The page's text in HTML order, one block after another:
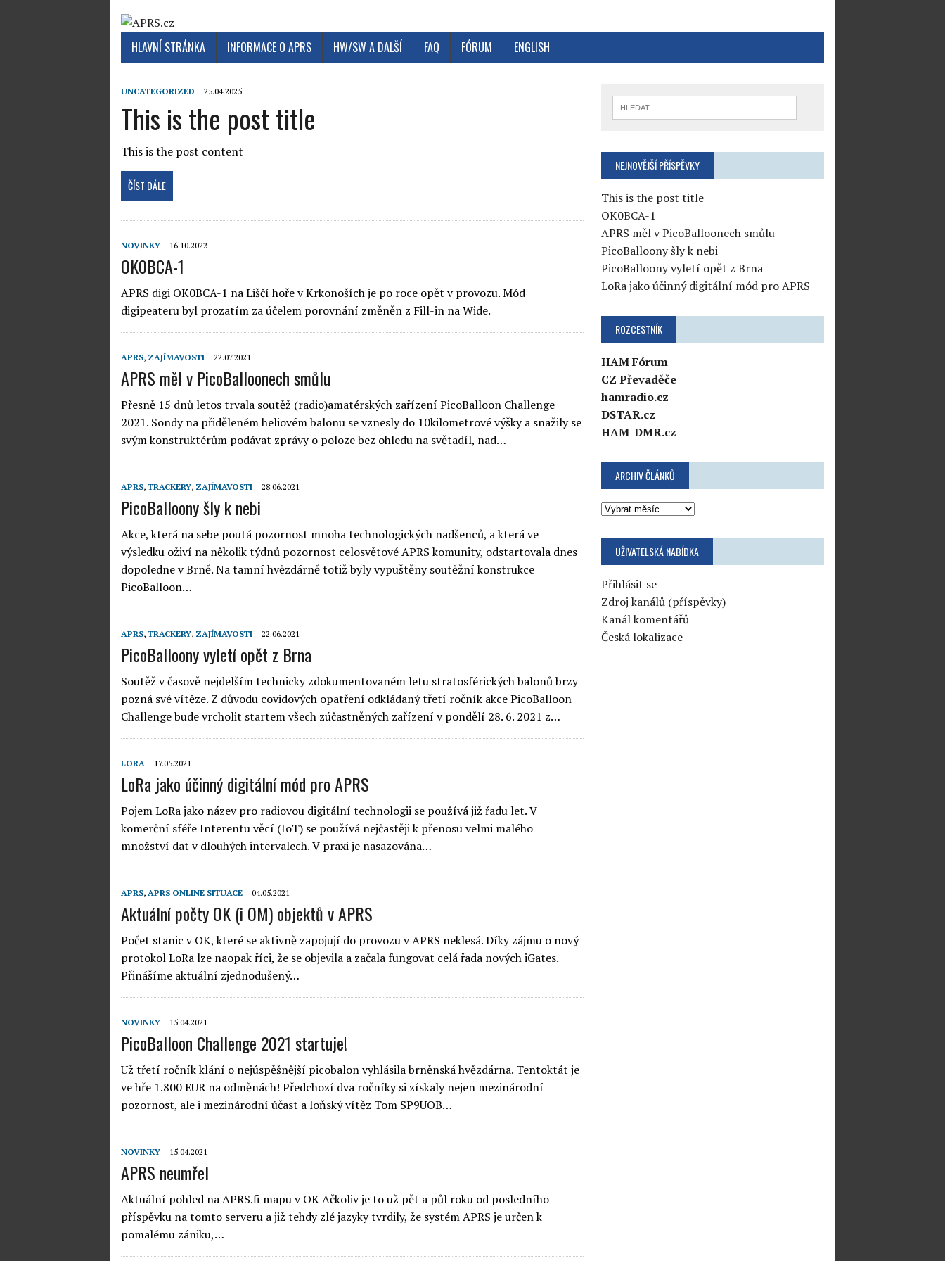
HLAVNÍ STRÁNKA INFORMACE O APRS HW/SW A DALŠÍ FAQ FÓRUM ENGLISH
UNCATEGORIZED 25.04.2025
This is the post title
This is the post content
ČÍST DÁLE
NOVINKY 16.10.2022
OK0BCA-1
APRS digi OK0BCA-1 na Liščí hoře v Krkonoších je po roce opět v provozu. Mód
digipeateru byl prozatím za účelem porovnání změněn z Fill-in na Wide.
APRS, ZAJÍMAVOSTI 22.07.2021
APRS měl v PicoBalloonech smůlu
Přesně 15 dnů letos trvala soutěž (radio)amatérských zařízení PicoBalloon Challenge
2021. Sondy na přiděleném heliovém balonu se vznesly do 10kilometrové výšky a snažily se
svým konstruktérům podávat zprávy o poloze bez ohledu na světadíl, nad…
APRS, TRACKERY, ZAJÍMAVOSTI 28.06.2021
PicoBalloony šly k nebi
Akce, která na sebe poutá pozornost mnoha technologických nadšenců, a která ve
výsledku oživí na několik týdnů pozornost celosvětové APRS komunity, odstartovala dnes
dopoledne v Brně. Na tamní hvězdárně totiž byly vypuštěny soutěžní konstrukce
PicoBalloon…
APRS, TRACKERY, ZAJÍMAVOSTI 22.06.2021
PicoBalloony vyletí opět z Brna
Soutěž v časově nejdelším technicky zdokumentovaném letu stratosférických balonů brzy
pozná své vítěze. Z důvodu covidových opatření odkládaný třetí ročník akce PicoBalloon
Challenge bude vrcholit startem všech zúčastněných zařízení v pondělí 28. 6. 2021 z…
LORA 17.05.2021
LoRa jako účinný digitální mód pro APRS
Pojem LoRa jako název pro radiovou digitální technologii se používá již řadu let. V
komerční sféře Interentu věcí (IoT) se používá nejčastěji k přenosu velmi malého
množství dat v dlouhých intervalech. V praxi je nasazována…
APRS, APRS ONLINE SITUACE 04.05.2021
Aktuální počty OK (i OM) objektů v APRS
Počet stanic v OK, které se aktivně zapojují do provozu v APRS neklesá. Díky zájmu o nový
protokol LoRa lze naopak říci, že se objevila a začala fungovat celá řada nových iGates.
Přinášíme aktuální zjednodušený…
NOVINKY 15.04.2021
PicoBalloon Challenge 2021 startuje!
Už třetí ročník klání o nejúspěšnější picobalon vyhlásila brněnská hvězdárna. Tentoktát je
ve hře 1.800 EUR na odměnách! Předchozí dva ročníky si získaly nejen mezinárodní
pozornost, ale i mezinárodní účast a loňský vítěz Tom SP9UOB…
NOVINKY 15.04.2021
APRS neumřel
Aktuální pohled na APRS.fi mapu v OK Ačkoliv je to už pět a půl roku od posledního
příspěvku na tomto serveru a již tehdy zlé jazyky tvrdily, že systém APRS je určen k
pomalému zániku,…
NEJNOVĚJŠÍ PŘÍSPĚVKY
This is the post title
OK0BCA-1
APRS měl v PicoBalloonech smůlu
PicoBalloony šly k nebi
PicoBalloony vyletí opět z Brna
LoRa jako účinný digitální mód pro APRS
ROZCESTNÍK
HAM Fórum
CZ Převaděče
hamradio.cz
DSTAR.cz
HAM-DMR.cz
ARCHIV ČLÁNKŮ
UŽIVATELSKÁ NABÍDKA
Přihlásit se
Zdroj kanálů (příspěvky)
Kanál komentářů
Česká lokalizace